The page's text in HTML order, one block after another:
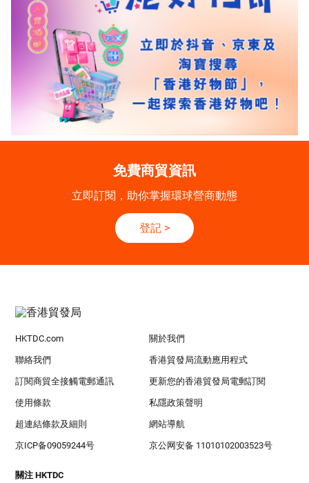
免費商貿資訊
立即訂閱，助你掌握環球營商動態
登記 >
HKTDC.com 關於我們
聯絡我們 香港貿發局流動應用程式
訂閱商貿全接觸電郵通訊 更新您的香港貿發局電郵訂閱
使用條款 私隱政策聲明
超連結條款及細則 網站導航
京ICP备09059244号 京公网安备 11010102003523号
關注 HKTDC